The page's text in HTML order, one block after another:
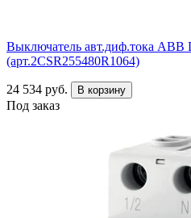
Выключатель авт.диф.тока ABB
(арт.2CSR255480R1064)
24 534 руб. В корзину
Под заказ